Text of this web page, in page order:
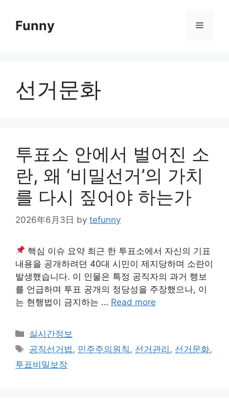
contentFunny Menu
선거문화
투표소 안에서 벌어진 소
란, 왜 ‘비밀선거’의 가치
를 다시 짚어야 하는가
2026年6月3日 by tefunny
핵심 이슈 요약 최근 한 투표소에서 자신의 기표
내용을 공개하려던 40대 시민이 제지당하며 소란이
발생했습니다. 이 인물은 특정 공직자의 과거 행보
를 언급하며 투표 공개의 정당성을 주장했으나, 이
는 현행법이 금지하는 … Read more
Categories
실시간정보
Tags
공직선거법 , 민주주의원칙 , 선거관리 , 선거문화,
투표비밀보장